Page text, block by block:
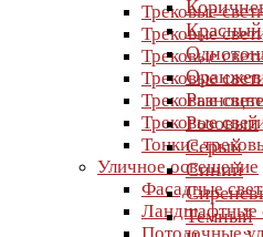
Трековые
Трековые
Трековые
Трековые
Трековые
Трековые
Тонкие
Уличное освещение
Фасадные
Ландшафтные
Красный
Розовый
Серый
Синий
Темный